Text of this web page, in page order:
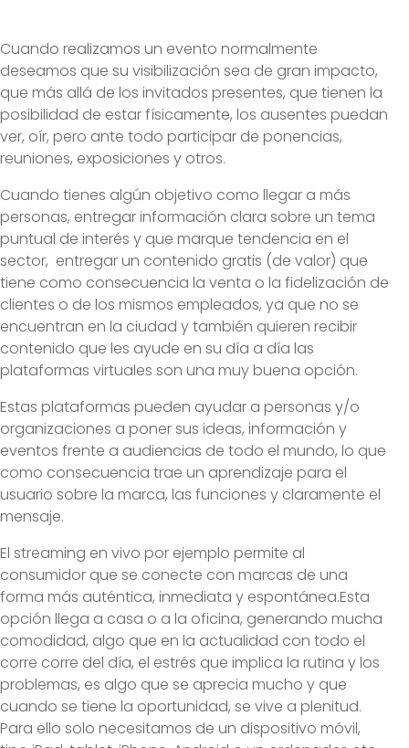
Cuando realizamos un evento normalmente
deseamos que su visibilización sea de gran impacto,
que más allá de los invitados presentes, que tienen la
posibilidad de estar físicamente, los ausentes puedan
ver, oír, pero ante todo participar de ponencias,
reuniones, exposiciones y otros.
Cuando tienes algún objetivo como llegar a más
personas, entregar información clara sobre un tema
puntual de interés y que marque tendencia en el
sector, entregar un contenido gratis (de valor) que
tiene como consecuencia la venta o la fidelización de
clientes o de los mismos empleados, ya que no se
encuentran en la ciudad y también quieren recibir
contenido que les ayude en su día a día las
plataformas virtuales son una muy buena opción.
Estas plataformas pueden ayudar a personas y/o
organizaciones a poner sus ideas, información y
eventos frente a audiencias de todo el mundo, lo que
como consecuencia trae un aprendizaje para el
usuario sobre la marca, las funciones y claramente el
mensaje.
El streaming en vivo por ejemplo permite al
consumidor que se conecte con marcas de una
forma más auténtica, inmediata y espontánea.Esta
opción llega a casa o a la oficina, generando mucha
comodidad, algo que en la actualidad con todo el
corre corre del día, el estrés que implica la rutina y los
problemas, es algo que se aprecia mucho y que
cuando se tiene la oportunidad, se vive a plenitud.
Para ello solo necesitamos de un dispositivo móvil,